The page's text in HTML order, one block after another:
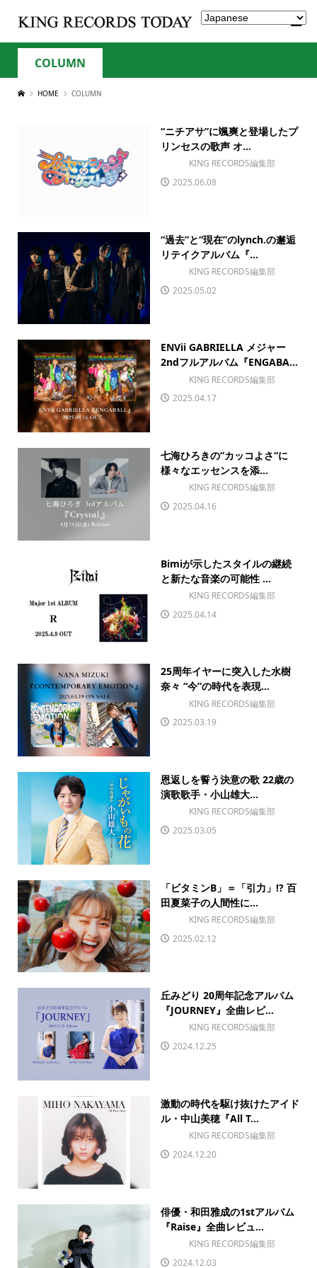
COLUMN
HOME COLUMN
“ニチアサ”に颯爽と登場したプ
リンセスの歌声 オ...
KING RECORDS編集部
2025.06.08
“過去”と“現在”のlynch.の邂逅
リテイクアルバム『...
KING RECORDS編集部
2025.05.02
ENVii GABRIELLA メジャー
2ndフルアルバム『ENGABA...
KING RECORDS編集部
2025.04.17
七海ひろきの“カッコよさ“に
様々なエッセンスを添...
KING RECORDS編集部
2025.04.16
Bimiが示したスタイルの継続
と新たな音楽の可能性 ...
KING RECORDS編集部
2025.04.14
25周年イヤーに突入した水樹
奈々 “今”の時代を表現...
KING RECORDS編集部
2025.03.19
恩返しを誓う決意の歌 22歳の
演歌歌手・小山雄大...
KING RECORDS編集部
2025.03.05
「ビタミンB」＝「引力」!? 百
田夏菜子の人間性に...
KING RECORDS編集部
2025.02.12
丘みどり 20周年記念アルバム
『JOURNEY』全曲レビ...
KING RECORDS編集部
2024.12.25
激動の時代を駆け抜けたアイド
ル・中山美穂『All T...
KING RECORDS編集部
2024.12.20
俳優・和田雅成の1stアルバム
『Raise』全曲レビュ...
KING RECORDS編集部
2024.12.03